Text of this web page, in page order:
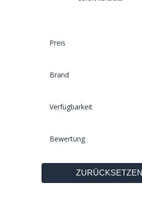
Preis
Brand
Verfügbarkeit
Bewertung
ZURÜCKSETZEN